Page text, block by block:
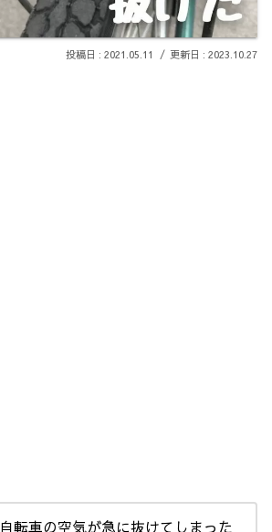
2021.05.11 2023.10.27
自転車の空気が急に抜けてしまった